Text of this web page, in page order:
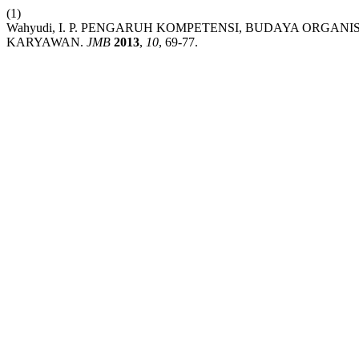
(1)
Wahyudi, I. P. PENGARUH KOMPETENSI, BUDAYA
KARYAWAN. JMB 2013, 10, 69-77.